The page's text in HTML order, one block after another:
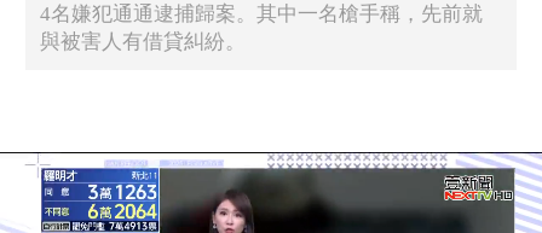
4名嫌犯通通逮捕歸案。其中一名槍手稱，先前就
與被害人有借貸糾紛。